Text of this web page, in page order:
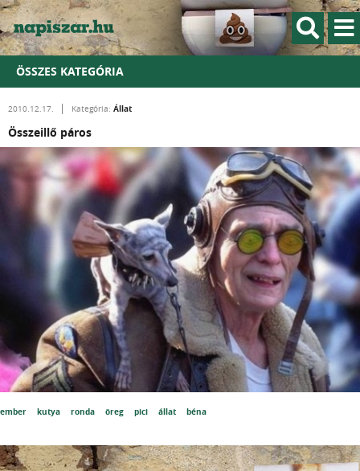
ÖSSZES KATEGÓRIA
2010.12.17. Kategória: Állat
Összeillő páros
ember kutya ronda öreg pici állat béna